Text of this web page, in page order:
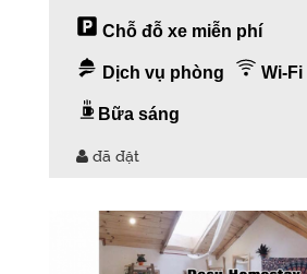
Chỗ đỗ xe miễn phí
Dịch vụ phòng Wi-
Bữa sáng
đã đặt